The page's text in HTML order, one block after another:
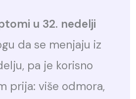
u 32. nedelji
da se menjaju iz
pa je korisno
prija: više odmora,